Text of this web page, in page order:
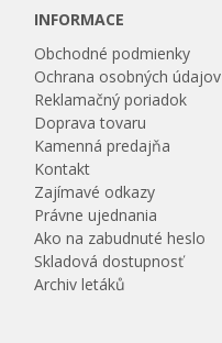
INFORMACE
Obchodné podmienky
Ochrana osobných údajov
Reklamačný poriadok
Doprava tovaru
Kamenná predajňa
Kontakt
Zajímavé odkazy
Právne ujednania
Ako na zabudnuté heslo
Skladová dostupnosť
Archiv letáků